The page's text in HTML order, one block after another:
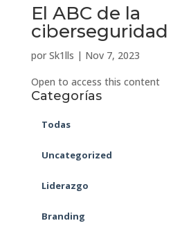
El ABC de la
ciberseguridad
por Sk1lls | Nov 7, 2023
Open to access this content
Categorías
Todas
Uncategorized
Liderazgo
Branding